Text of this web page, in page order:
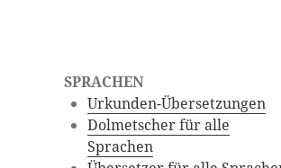
SPRACHEN
Urkunden-Übersetzungen
Dolmetscher für alle
Sprachen